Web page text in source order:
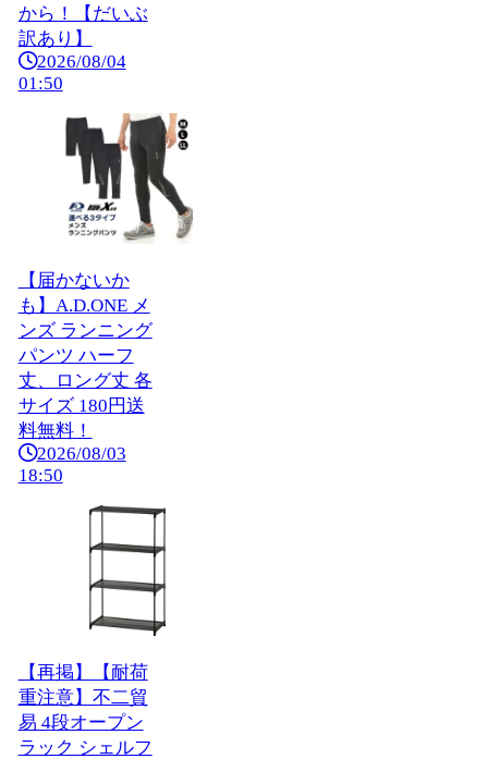
から！【だいぶ
訳あり】
2026/08/04
01:50
【届かないか
も】A.D.ONE メ
ンズ ランニング
パンツ ハーフ
丈、ロング丈 各
サイズ 180円送
料無料！
2026/08/03
18:50
【再掲】【耐荷
重注意】不二貿
易 4段オープン
ラック シェルフ